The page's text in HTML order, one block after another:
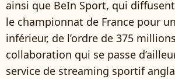
ainsi que BeIn Sport, qui
le championnat de France pour
inférieur, de l’ordre de 375
collaboration qui se passe
service de streaming sportif